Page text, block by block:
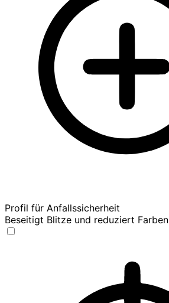
Profil für Anfallssicherheit
Beseitigt Blitze und reduziert Farben